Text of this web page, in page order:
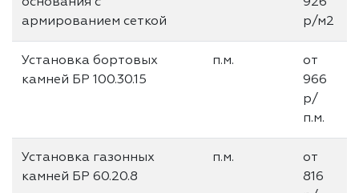
армированием сеткой
р/м2
Установка бортовых
камней БР 100.30.15
п.м.
от
966
р/
п.м.
Установка газонных
камней БР 60.20.8
п.м.
от
816